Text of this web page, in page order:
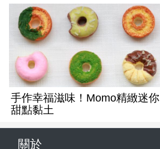
手作幸福滋味！Momo精緻迷你
甜點黏土
關於